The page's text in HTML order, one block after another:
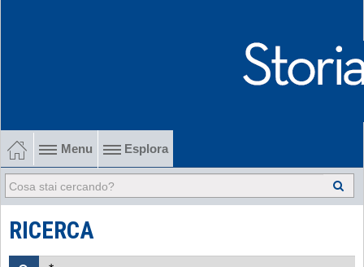
Menu Esplora
1902-1915 Gli esordi
1915-1945 Tra le due guerre
1945-1968 Dalla liberazione al '68
RICERCA